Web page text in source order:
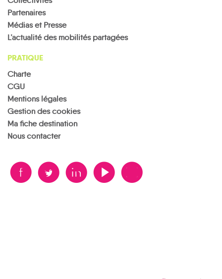
Partenaires
Médias et Presse
L’actualité des mobilités partagées
PRATIQUE
Charte
CGU
Mentions légales
Gestion des cookies
Ma fiche destination
Nous contacter
B A D F V